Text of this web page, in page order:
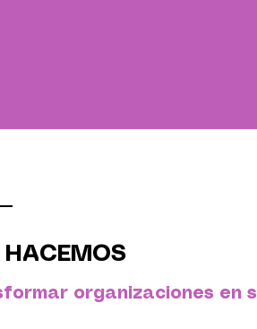
HACEMOS
organizaciones en